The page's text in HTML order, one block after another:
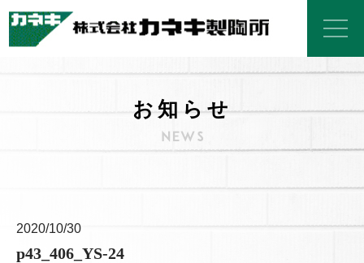
お知らせ
2020/10/30
p43_406_YS-24